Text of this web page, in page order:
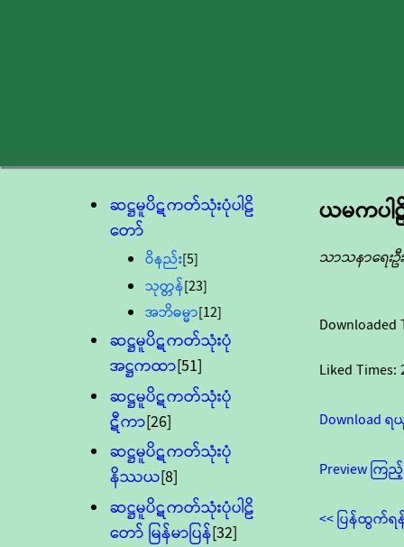
ဆဋ္ဌမူပိဋကတ်သုံးပုံပါဠိ
တော်
ဝိနည်း[5]
သုတ္တန်[23]
အဘိဓမ္မာ[12]
ဆဋ္ဌမူပိဋကတ်သုံးပုံ
အဋ္ဌကထာ[51]
ဆဋ္ဌမူပိဋကတ်သုံးပုံ
ဋီကာ[26]
ဆဋ္ဌမူပိဋကတ်သုံးပုံ
နိဿယ[8]
ဆဋ္ဌမူပိဋကတ်သုံးပုံပါဠိ
တော် မြန်မာပြန်[32]
ယမကပါ
သာသနာရေးဦ
Downloaded
Liked Times:
Download
Preview ကြ
<< ပြန်ထွက်ရ